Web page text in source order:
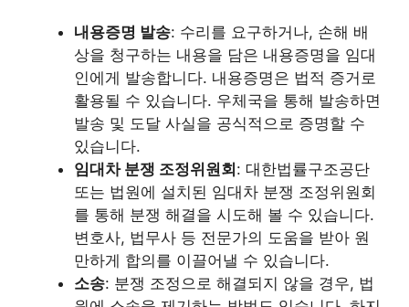
내용증명 발송: 수리를 요구하거나, 손해 배
상을 청구하는 내용을 담은 내용증명을 임대
인에게 발송합니다. 내용증명은 법적 증거로
활용될 수 있습니다. 우체국을 통해 발송하면
발송 및 도달 사실을 공식적으로 증명할 수
있습니다.
임대차 분쟁 조정위원회 : 대한법률구조공단
또는 법원에 설치된 임대차 분쟁 조정위원회
를 통해 분쟁 해결을 시도해 볼 수 있습니다.
변호사, 법무사 등 전문가의 도움을 받아 원
만하게 합의를 이끌어낼 수 있습니다.
소송: 분쟁 조정으로 해결되지 않을 경우, 법